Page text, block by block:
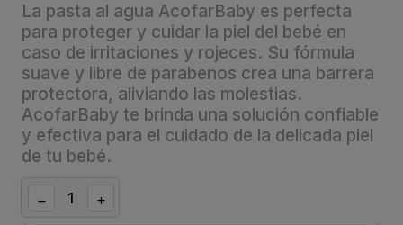
La pasta al agua AcofarBaby es perfecta
para proteger y cuidar la piel del bebé en
caso de irritaciones y rojeces. Su fórmula
suave y libre de parabenos crea una barrera
protectora, aliviando las molestias.
AcofarBaby te brinda una solución confiable
y efectiva para el cuidado de la delicada piel
de tu bebé.